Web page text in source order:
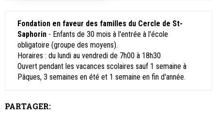
Fondation en faveur des familles du Cercle de St-
Saphorin - Enfants de 30 mois à l'entrée à l'école
obligatoire (groupe des moyens).
Horaires : du lundi au vendredi de 7h00 à 18h30
Ouvert pendant les vacances scolaires sauf 1 semaine à
Pâques, 3 semaines en été et 1 semaine en fin d'année.
PARTAGER: